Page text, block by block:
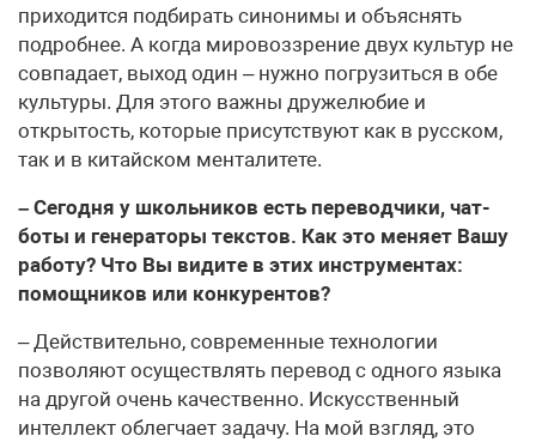
приходится подбирать синонимы и объяснять
подробнее. А когда мировоззрение двух культур не
совпадает, выход один – нужно погрузиться в обе
культуры. Для этого важны дружелюбие и
открытость, которые присутствуют как в русском,
так и в китайском менталитете.
– Сегодня у школьников есть переводчики, чат-
боты и генераторы текстов. Как это меняет Вашу
работу? Что Вы видите в этих инструментах:
помощников или конкурентов?
– Действительно, современные технологии
позволяют осуществлять перевод с одного языка
на другой очень качественно. Искусственный
интеллект облегчает задачу. На мой взгляд, это